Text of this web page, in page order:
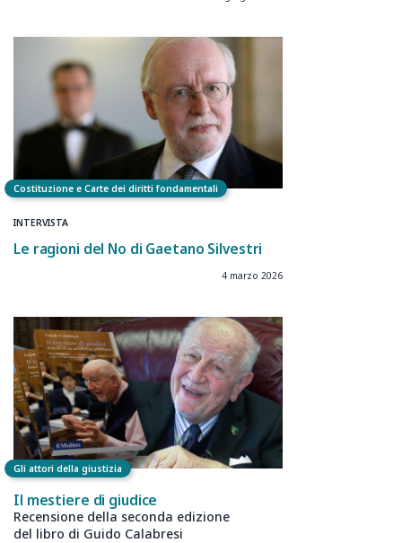
Costituzione e Carte dei diritti fondamentali
INTERVISTA
Le ragioni del No di Gaetano Silvestri
4 marzo 2026
Gli attori della giustizia
Il mestiere di giudice
Recensione della seconda edizione
del libro di Guido Calabresi